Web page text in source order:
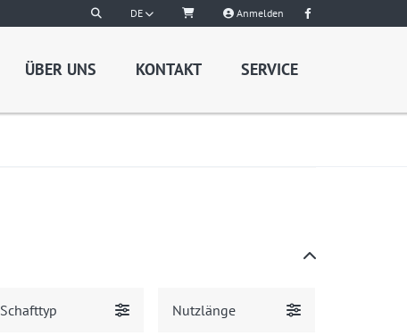
DE Anmelden
ÜBER UNS KONTAKT SERVICE
Schafttyp Nutzlänge